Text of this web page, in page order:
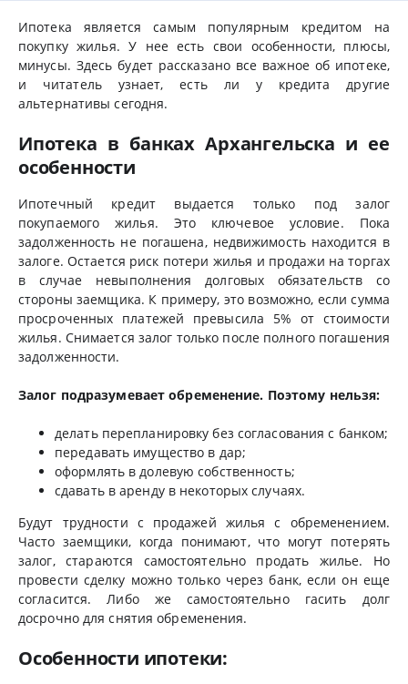
Ипотека является самым популярным кредитом на
покупку жилья. У нее есть свои особенности, плюсы,
минусы. Здесь будет рассказано все важное об ипотеке,
и читатель узнает, есть ли у кредита другие
альтернативы сегодня.
Ипотека в банках Архангельска и ее
особенности
Ипотечный кредит выдается только под залог
покупаемого жилья. Это ключевое условие. Пока
задолженность не погашена, недвижимость находится в
залоге. Остается риск потери жилья и продажи на торгах
в случае невыполнения долговых обязательств со
стороны заемщика. К примеру, это возможно, если сумма
просроченных платежей превысила 5% от стоимости
жилья. Снимается залог только после полного погашения
задолженности.
Залог подразумевает обременение. Поэтому нельзя:
делать перепланировку без согласования с банком;
передавать имущество в дар;
оформлять в долевую собственность;
сдавать в аренду в некоторых случаях.
Будут трудности с продажей жилья с обременением.
Часто заемщики, когда понимают, что могут потерять
залог, стараются самостоятельно продать жилье. Но
провести сделку можно только через банк, если он еще
согласится. Либо же самостоятельно гасить долг
досрочно для снятия обременения.
Особенности ипотеки: